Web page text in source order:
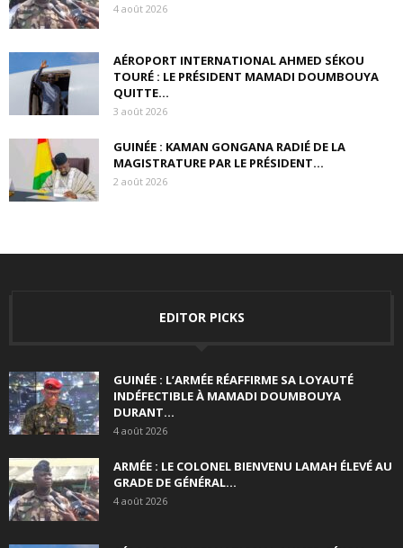
4 août 2026
AÉROPORT INTERNATIONAL AHMED SÉKOU
TOURÉ : LE PRÉSIDENT MAMADI DOUMBOUYA
QUITTE...
3 août 2026
GUINÉE : KAMAN GONGANA RADIÉ DE LA
MAGISTRATURE PAR LE PRÉSIDENT...
2 août 2026
EDITOR PICKS
GUINÉE : L’ARMÉE RÉAFFIRME SA LOYAUTÉ
INDÉFECTIBLE À MAMADI DOUMBOUYA
DURANT...
4 août 2026
ARMÉE : LE COLONEL BIENVENU LAMAH ÉLEVÉ AU
GRADE DE GÉNÉRAL...
4 août 2026